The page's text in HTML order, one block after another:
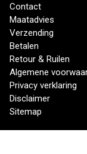
Contact
Maatadvies
Verzending
Betalen
Retour & Ruilen
Algemene
Privacy verklaring
Disclaimer
Sitemap